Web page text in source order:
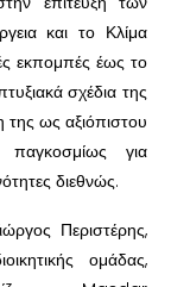
και το Κλίμα
εκπομπές έως το
σχέδια της
της ως αξιόπιστου
παγκοσμίως για
διεθνώς.
Περιστέρης,
ομάδας,